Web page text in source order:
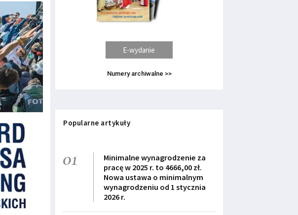
E-wydanie
Numery archiwalne >>
Popularne artykuły
01
Minimalne wynagrodzenie za
pracę w 2025 r. to 4666,00 zł.
Nowa ustawa o minimalnym
wynagrodzeniu od 1 stycznia
2026 r.